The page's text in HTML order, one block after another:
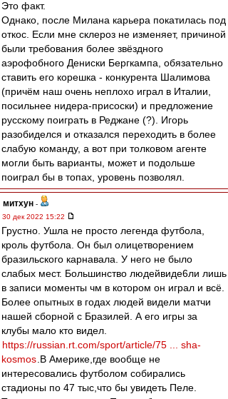
Это факт.
Однако, после Милана карьера покатилась под
откос. Если мне склероз не изменяет, причиной
были требования более звёздного
аэрофобного Дениски Бергкампа, обязательно
ставить его корешка - конкурента Шалимова
(причём наш очень неплохо играл в Италии,
посильнее нидера-присоски) и предложение
русскому поиграть в Реджане (?). Игорь
разобиделся и отказался переходить в более
слабую команду, а вот при толковом агенте
могли быть варианты, может и подольше
поиграл бы в топах, уровень позволял.
митхун -
30 дек 2022 15:22
Грустно. Ушла не просто легенда футбола,
кроль футбола. Он был олицетворением
бразильского карнавала. У него не было
слабых мест. Большинство людейвиде6ли лишь
в записи моменты чм в котором он играл и всё.
Более опытных в годах людей видели матчи
нашей сборной с Бразилей. А его игры за
клубы мало кто видел.
https://russian.rt.com/sport/article/75 ... sha-
kosmos .В Америке,где вообще не
интересовались футболом собирались
стадионы по 47 тыс,что бы увидеть Пеле.